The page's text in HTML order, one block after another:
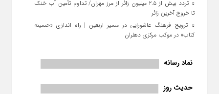
تردد بیش از ۲.۵ میلیون زائر از مرز مهران/ تداوم تأمین آب خنک
تا خروج آخرین زائر
ترویج فرهنگ عاشورایی در مسیر اربعین | راه‌ اندازی «حسینه
کتاب» در موکب مرکزی دهلران
نماد رسانه
حدیث روز